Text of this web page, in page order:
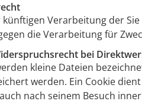
Verarbeitung der
die Verarbeitung für
bei
kleine Dateien
werden. Ein Cookie
nach seinem Besuch